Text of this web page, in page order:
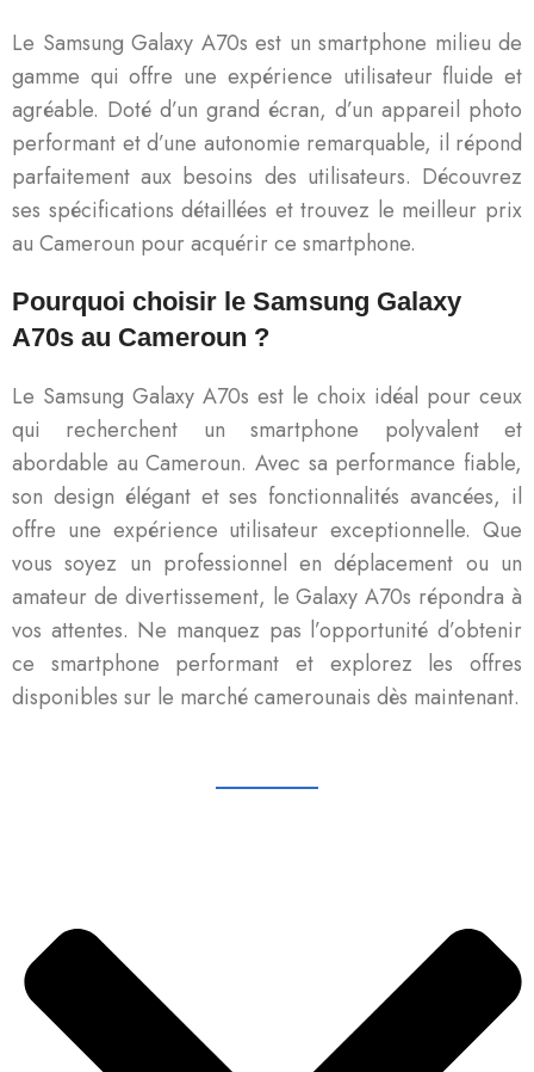
Le Samsung Galaxy A70s est un smartphone milieu de
gamme qui offre une expérience utilisateur fluide et
agréable. Doté d’un grand écran, d’un appareil photo
performant et d’une autonomie remarquable, il répond
parfaitement aux besoins des utilisateurs. Découvrez
ses spécifications détaillées et trouvez le meilleur prix
au Cameroun pour acquérir ce smartphone.
Pourquoi choisir le Samsung Galaxy
A70s au Cameroun ?
Le Samsung Galaxy A70s est le choix idéal pour ceux
qui recherchent un smartphone polyvalent et
abordable au Cameroun. Avec sa performance fiable,
son design élégant et ses fonctionnalités avancées, il
offre une expérience utilisateur exceptionnelle. Que
vous soyez un professionnel en déplacement ou un
amateur de divertissement, le Galaxy A70s répondra à
vos attentes. Ne manquez pas l’opportunité d’obtenir
ce smartphone performant et explorez les offres
disponibles sur le marché camerounais dès maintenant.